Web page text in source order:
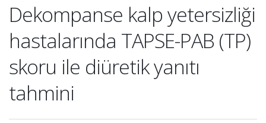
Dekompanse kalp yetersizliği
hastalarında TAPSE-PAB (TP)
skoru ile diüretik yanıtı
tahmini